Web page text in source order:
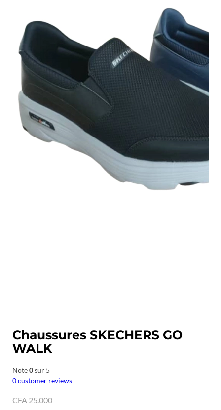
Chaussures SKECHERS GO
WALK
Note0sur 5
0customer reviews
CFA 25.000